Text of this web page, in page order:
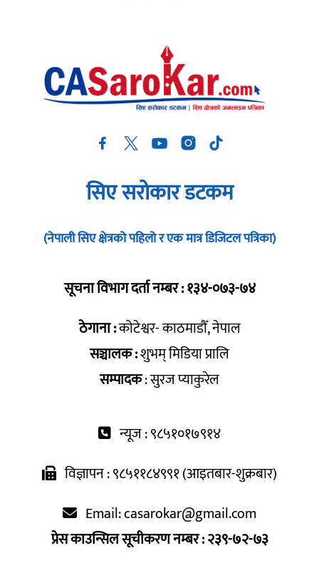
सिए सरोकार डटकम
(नेपाली सिए क्षेत्रको पहिलो र एक मात्र डिजिटल पत्रिका)
सूचना विभाग दर्ता नम्बर : १३४-०७३-७४
ठेगाना :कोटेश्वर- काठमाडौँ, नेपाल
सञ्चालक :शुभम् मिडिया प्रालि
सम्पादक: सुरज प्याकुरेल
न्यूज : ९८५१०१७९१४
विज्ञापन : ९८५११८४९९१ (आइतबार-शुक्रबार)
Email:casarokar@gmail.com
प्रेस काउन्सिल सूचीकरण नम्बर : २३९-७२-७३